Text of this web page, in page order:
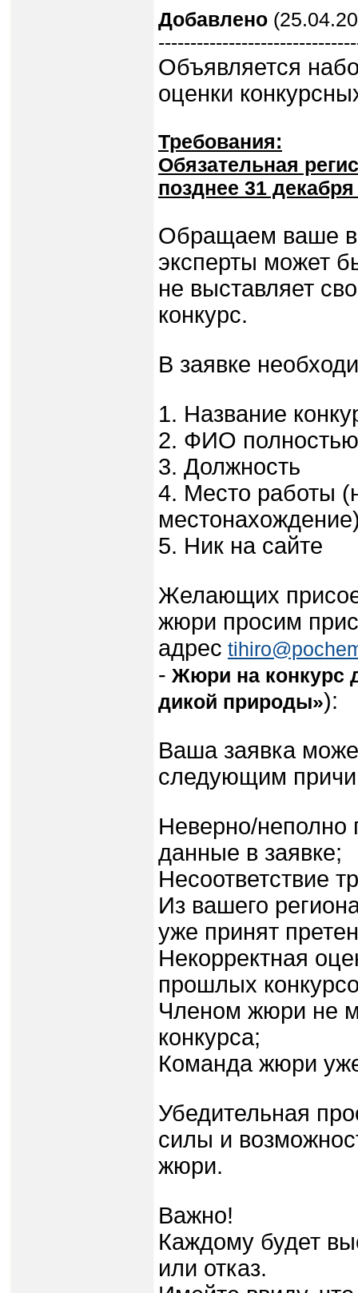
Добавлено
Объявляется
оценки
Требования:
Обязательная
позднее 31
Обращаем ваше
эксперты может
не выставляет
конкурс.
В заявке
1. Название
2. ФИО полностью
3. Должность
4. Место работы
5. Ник на сайте
Желающих
жюри просим
адрес
- Жюри на конкурс
дикой природы»):
Ваша заявка
следующим
Неверно/неполно
данные в заявке;
Несоответствие
Из вашего
уже принят
Некорректная
прошлых
Членом жюри не
конкурса;
Команда жюри
Убедительная
силы и
жюри.
Важно!
Каждому будет
или отказ.